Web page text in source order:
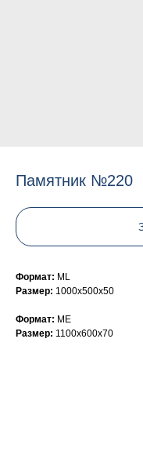
Памятник №220
Формат: ML
Размер: 1000х500х50
Формат: ME
Размер: 1100х600х70